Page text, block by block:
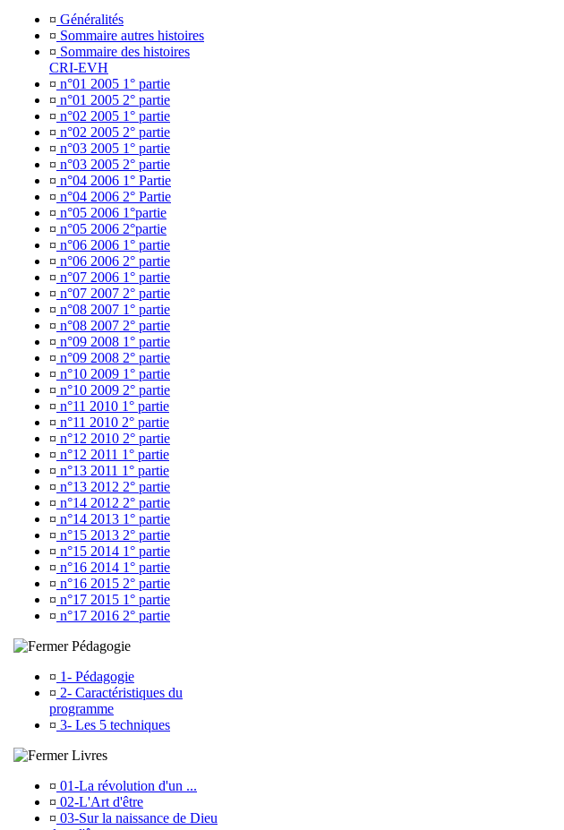
¤ Généralités
¤ Sommaire autres histoires
¤ Sommaire des histoires
CRI-EVH
¤ n°01 2005 1° partie
¤ n°01 2005 2° partie
¤ n°02 2005 1° partie
¤ n°02 2005 2° partie
¤ n°03 2005 1° partie
¤ n°03 2005 2° partie
¤ n°04 2006 1° Partie
¤ n°04 2006 2° Partie
¤ n°05 2006 1°partie
¤ n°05 2006 2°partie
¤ n°06 2006 1° partie
¤ n°06 2006 2° partie
¤ n°07 2006 1° partie
¤ n°07 2007 2° partie
¤ n°08 2007 1° partie
¤ n°08 2007 2° partie
¤ n°09 2008 1° partie
¤ n°09 2008 2° partie
¤ n°10 2009 1° partie
¤ n°10 2009 2° partie
¤ n°11 2010 1° partie
¤ n°11 2010 2° partie
¤ n°12 2010 2° partie
¤ n°12 2011 1° partie
¤ n°13 2011 1° partie
¤ n°13 2012 2° partie
¤ n°14 2012 2° partie
¤ n°14 2013 1° partie
¤ n°15 2013 2° partie
¤ n°15 2014 1° partie
¤ n°16 2014 1° partie
¤ n°16 2015 2° partie
¤ n°17 2015 1° partie
¤ n°17 2016 2° partie
Pédagogie
¤ 1- Pédagogie
¤ 2- Caractéristiques du
programme
¤ 3- Les 5 techniques
Livres
¤ 01-La révolution d'un ...
¤ 02-L'Art d'être
¤ 03-Sur la naissance de Dieu